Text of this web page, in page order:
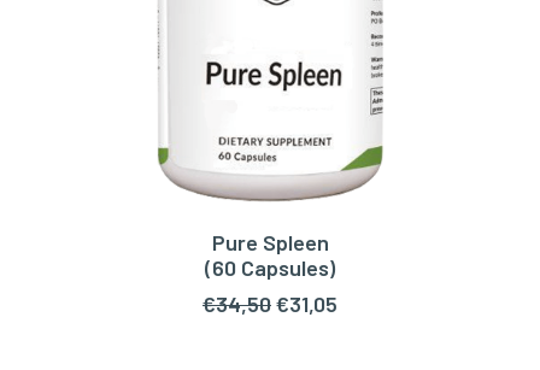
TOEVOEGEN AAN WINKELWAGEN
Pure Spleen
(60 Capsules)
€34,50Oorspronkelijke
€31,05